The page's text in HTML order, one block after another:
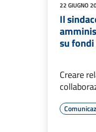
22 GIUGNO
Il
su
Creare